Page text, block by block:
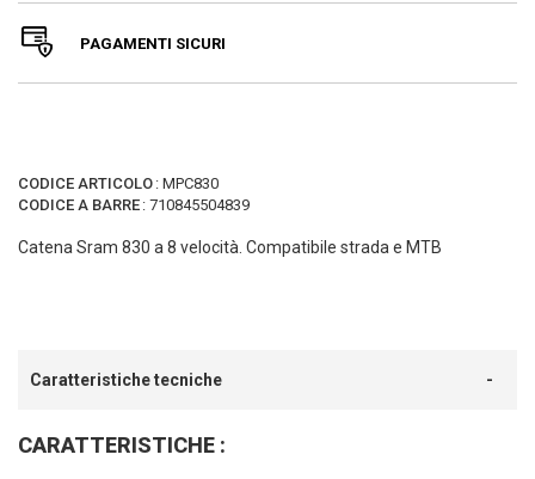
PAGAMENTI SICURI
CODICE ARTICOLO : MPC830
CODICE A BARRE : 710845504839
Catena Sram 830 a 8 velocità. Compatibile strada e MTB
Caratteristiche tecniche
CARATTERISTICHE :